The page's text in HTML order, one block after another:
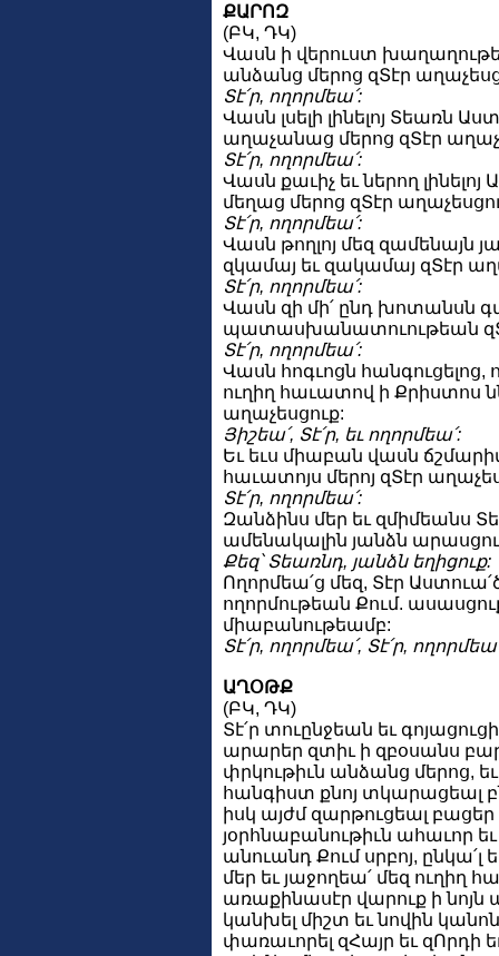
ՔԱՐՈԶ
(ԲԿ, ԴԿ)
Վասն ի վերուստ
անձանց մերոց զՏէր
Տէ՛ր, ողորմեա՛:
Վասն լսելի լինելոյ Տեառն
աղաչանաց մերոց զՏէր
Տէ՛ր, ողորմեա՛:
Վասն քաւիչ եւ ներող լինելոյ
մեղաց մերոց զՏէր
Տէ՛ր, ողորմեա՛:
Վասն թողլոյ մեզ զամենայն
զկամայ եւ զակամայ զՏէր
Տէ՛ր, ողորմեա՛:
Վասն զի մի՛ ընդ խոտանսն
պատասխանատուութեան
Տէ՛ր, ողորմեա՛:
Վասն հոգւոցն հանգուցելոց,
ուղիղ հաւատով ի Քրիստոս
աղաչեսցուք:
Յիշեա՛, Տէ՛ր, եւ ողորմեա՛:
Եւ եւս միաբան վասն
հաւատոյս մերոյ զՏէր
Տէ՛ր, ողորմեա՛:
Զանձինս մեր եւ զմիմեանս
ամենակալին յանձն
Քեզ՝ Տեառնդ, յանձն եղիցուք:
Ողորմեա՛ց մեզ, Տէր
ողորմութեան Քում.
միաբանութեամբ:
Տէ՛ր, ողորմեա՛, Տէ՛ր,
ԱՂՕԹՔ
(ԲԿ, ԴԿ)
Տէ՛ր տուընջեան եւ
արարեր զտիւ ի զբօսանս
փրկութիւն անձանց մերոց, եւ
հանգիստ քնոյ տկարացեալ
իսկ այժմ զարթուցեալ
յօրհնաբանութիւն ահաւոր
անուանդ Քում սրբոյ, ընկա՛լ
մեր եւ յաջողեա՛ մեզ ուղիղ
առաքինասէր վարուք ի
կանխել միշտ եւ նովին
փառաւորել զՀայր եւ զՈրդի